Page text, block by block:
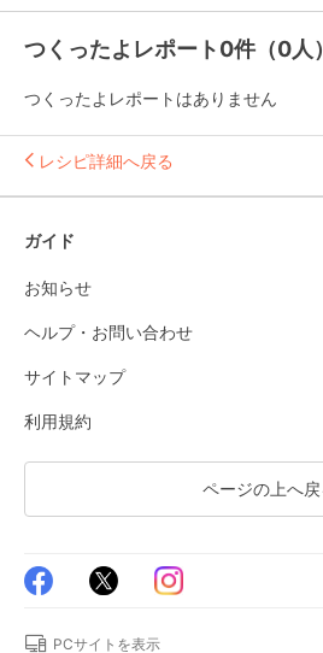
つくったよレポート0件（0人）
つくったよレポートはありません
レシピ詳細へ戻る
ガイド
お知らせ
ヘルプ・お問い合わせ
サイトマップ
利用規約
ページの上へ戻
PCサイトを表示